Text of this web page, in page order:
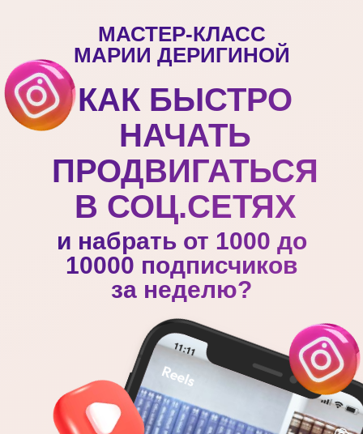
и набрать от 1000 до
10000 подписчиков
за неделю?
МАСТЕР-КЛАСС
МАРИИ ДЕРИГИНОЙ
КАК БЫСТРО
НАЧАТЬ
ПРОДВИГАТЬСЯ
В СОЦ.СЕТЯХ